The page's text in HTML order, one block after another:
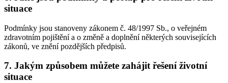
situace
Podmínky jsou stanoveny zákonem č. 48/1997 Sb., o veřejném
zdravotním pojištění a o změně a doplnění některých souvisejících
zákonů, ve znění pozdějších předpisů.
7. Jakým způsobem můžete zahájit řešení životní
situace